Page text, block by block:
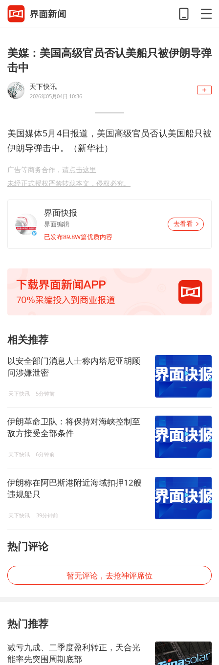
美媒：美国高级官员否认美船只被伊朗导弹
击中
天下快讯
2026年05月04日 10:36
美国媒体5月4日报道，美国高级官员否认美国船只被
伊朗导弹击中。（新华社）​​​
广告等商务合作， 请点击这里
未经正式授权严禁转载本文，侵权必究。
界面快报
界面编辑
已发布89.8W篇优质内容
去看看
相关推荐
以安全部门消息人士称内塔尼亚胡顾
问涉嫌泄密
天下快讯 5分钟前
伊朗革命卫队：将保持对海峡控制至
敌方接受全部条件
天下快讯 6分钟前
伊朗称在阿巴斯港附近海域扣押12艘
违规船只
天下快讯 39分钟前
热门评论
暂无评论，去抢神评席位
热门推荐
减亏九成、二季度盈利转正，天合光
能率先突围周期底部